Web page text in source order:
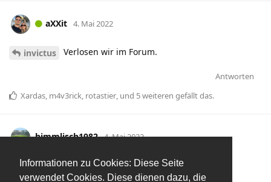
Informationen zu Cookies: Diese Seite
verwendet Cookies. Diese dienen dazu, die
aXXit 4. Mai 2022
invictus Verlosen wir im Forum.
Antworten
Xardas, m4v3rick, rotastier, und 5weiteren gefällt das.
himmlisch1982 4. Mai 2022
Dani_07 Christoph Freund Statuen bauen